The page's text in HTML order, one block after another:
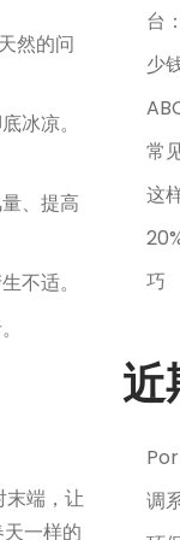
然的问
冰凉。
、提高
不适。
末端，让
一样的
台
少
常
这
巧
近
调